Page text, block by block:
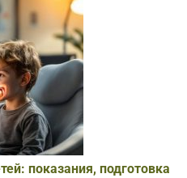
показания, подготовка